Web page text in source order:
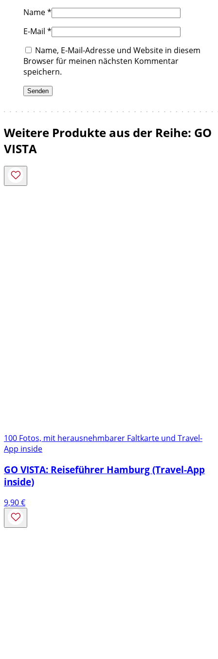
Name*
E-Mail *
Name, E-Mail-Adresse und Website in diesem
Browser für meinen nächsten Kommentar
speichern.
Weitere Produkte aus der Reihe: GO
VISTA
100 Fotos, mit herausnehmbarer Faltkarte und Travel-
App inside
GO VISTA: Reiseführer Hamburg (Travel-App
inside)
9,90€